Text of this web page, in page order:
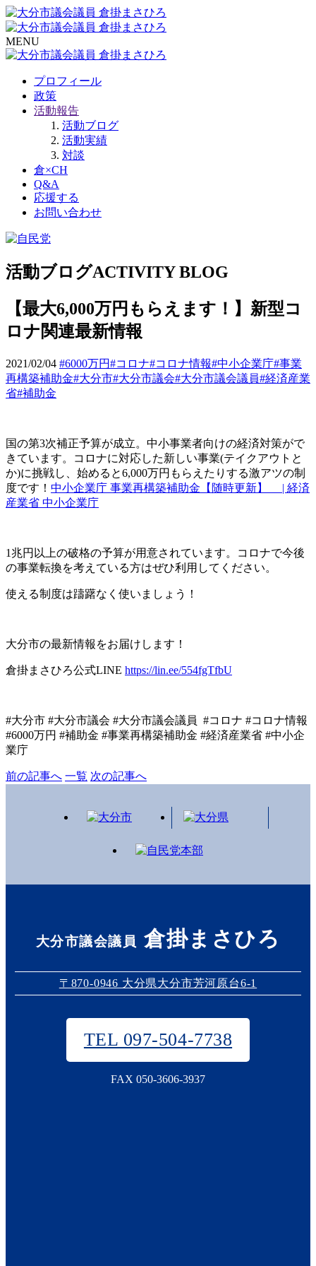
MENU
プロフィール
政策
活動報告
活動ブログ
活動実績
対談
倉×CH
Q&A
応援する
お問い合わせ
活動ブログACTIVITY BLOG
【最大6,000万円もらえます！】新型コ
ロナ関連最新情報
2021/02/04 #6000万円#コロナ#コロナ情報#中小企業庁#事業
再構築補助金#大分市#大分市議会#大分市議会議員#経済産業
省#補助金
国の第3次補正予算が成立。中小事業者向けの経済対策がで
きています。コロナに対応した新しい事業(テイクアウトと
か)に挑戦し、始める と6,000万円もらえたりする激アツの制
度です！ 中小企業庁 事業再構築補助金【随時更新】 | 経済
産業省 中小企業庁
1兆円以上の破格の予算が用意されています。コロナで今後
の事業転換を考えている方はぜひ利用してください。
使える制度は躊躇なく使いましょう！
大分市の最新情報をお届けします！
倉掛まさひろ公式LINE https://lin.ee/554fgTfbU
#大分市 #大分市議会 #大分市議会議員 #コロナ #コロナ情報
#6000万円 #補助金 #事業再構築補助金 #経済産業省 #中小企
業庁
前の記事へ 一覧 次の記事へ
大分市議会議員 倉掛まさひろ
〒870-0946 大分県大分市芳河原台6-1
TEL 097-504-7738
FAX 050-3606-3937